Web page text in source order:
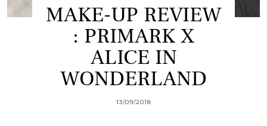
MAKE-UP REVIEW
: PRIMARK X
ALICE IN
WONDERLAND
13/09/2018